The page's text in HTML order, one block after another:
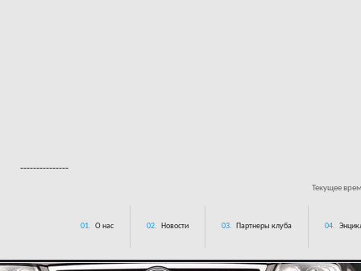
---------------
Текущее
01. О нас 02. Новости 03. Партнеры клуба 04.